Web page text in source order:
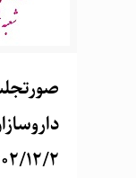
12/2